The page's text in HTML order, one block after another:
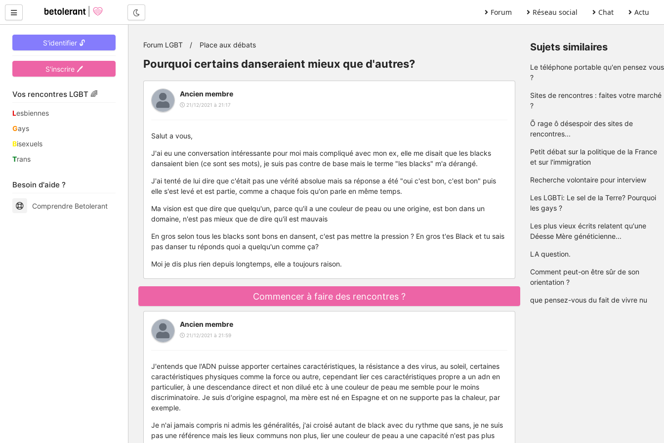
Forum Réseau social Chat Actu
S'identifier 🔓
S'inscrire 🖊
Vos rencontres LGBT 🌈
Lesbiennes
Gays
Bisexuels
Trans
Besoin d'aide ?
Comprendre Betolerant
Forum LGBT Place aux débats
Pourquoi certains danseraient mieux que d'autres?
Ancien membre
21/12/2021 à 21:17
Salut a vous,
J'ai eu une conversation intéressante pour moi mais compliqué avec mon ex, elle me disait que les blacks
dansaient bien (ce sont ses mots), je suis pas contre de base mais le terme "les blacks" m'a dérangé.
J'ai tenté de lui dire que c'était pas une vérité absolue mais sa réponse a été "oui c'est bon, c'est bon" puis
elle s'est levé et est partie, comme a chaque fois qu'on parle en même temps.
Ma vision est que dire que quelqu'un, parce qu'il a une couleur de peau ou une origine, est bon dans un
domaine, n'est pas mieux que de dire qu'il est mauvais
En gros selon tous les blacks sont bons en dansent, c'est pas mettre la pression ? En gros t'es Black et tu sais
pas danser tu réponds quoi a quelqu'un comme ça?
Moi je dis plus rien depuis longtemps, elle a toujours raison.
Commencer à faire des rencontres ?
Ancien membre
21/12/2021 à 21:59
J'entends que l'ADN puisse apporter certaines caractéristiques, la résistance a des virus, au soleil, certaines
caractéristiques physiques comme la force ou autre, cependant lier ces caractéristiques propre a un adn en
particulier, à une descendance direct et non dilué etc à une couleur de peau me semble pour le moins
discriminatoire. Je suis d'origine espagnol, ma mère est né en Espagne et on ne supporte pas la chaleur, par
exemple.
Je n'ai jamais compris ni admis les généralités, j'ai croisé autant de black avec du rythme que sans, je ne suis
pas une référence mais les lieux communs non plus, lier une couleur de peau a une capacité n'est pas plus
Sujets similaires
Le téléphone portable qu'en pensez vous
?
Sites de rencontres : faites votre marché
?
Õ rage ô désespoir des sites de
rencontres...
Petit débat sur la politique de la France
et sur l'immigration
Recherche volontaire pour interview
Les LGBTi: Le sel de la Terre? Pourquoi
les gays ?
Les plus vieux écrits relatent qu'une
Déesse Mère généticienne...
LA question.
Comment peut-on être sûr de son
orientation ?
que pensez-vous du fait de vivre nu